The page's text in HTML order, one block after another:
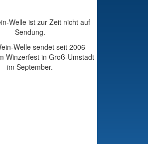
Welle ist zur Zeit nicht auf
Sendung.
Welle sendet seit 2006
Winzerfest in Groß-Umstadt
im September.